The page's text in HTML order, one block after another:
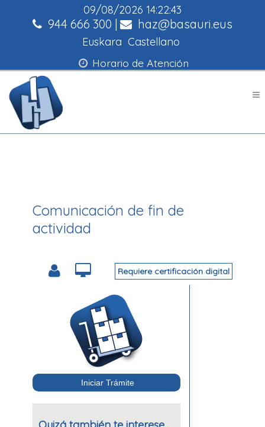
09/08/2026 14:22:43
944 666 300 | haz@basauri.eus
Euskara Castellano
Horario de Atención